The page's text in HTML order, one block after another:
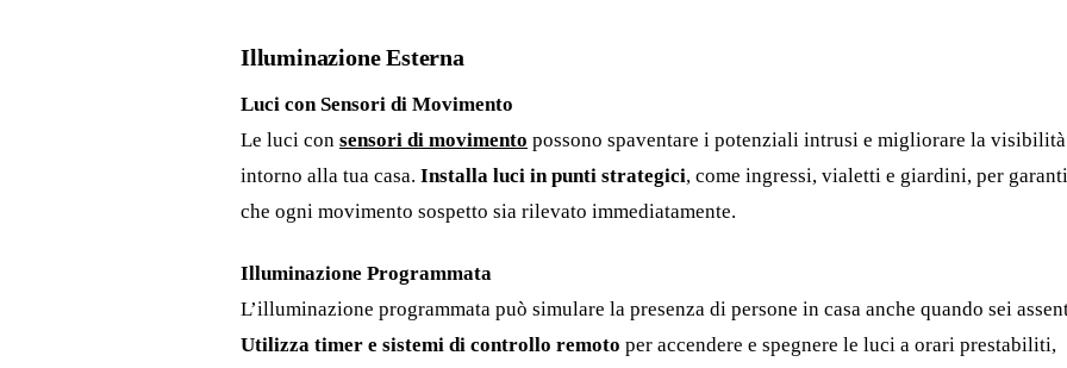
Illuminazione Esterna
Luci con Sensori di Movimento
Le luci con sensori di movimento possono spaventare i potenziali intrusi e migliorare la visibilità
intorno alla tua casa. Installa luci in punti strategici, come ingressi, vialetti e giardini, per
che ogni movimento sospetto sia rilevato immediatamente.
Illuminazione Programmata
L’illuminazione programmata può simulare la presenza di persone in casa anche quando sei
Utilizza timer e sistemi di controllo remoto per accendere e spegnere le luci a orari prestabiliti,